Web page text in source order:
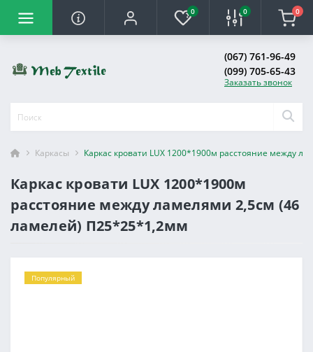
0 0 0
(067) 761-96-49
(099) 705-65-43
Заказать звонок
Каркасы Каркас кровати LUX 1200*1900м расстояние между
Каркас кровати LUX 1200*1900м
расстояние между ламелями 2,5см (46
ламелей) П25*25*1,2мм
Популярный